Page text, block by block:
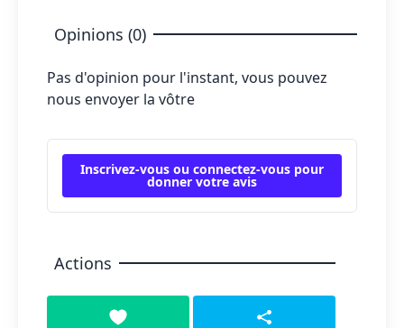
Opinions (0)
Pas d'opinion pour l'instant, vous pouvez
nous envoyer la vôtre
Inscrivez-vous ou connectez-vous pour
donner votre avis
Actions